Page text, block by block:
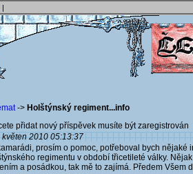
|
-> Holštýnský regiment...info
přidat nový příspěvek musíte být
květen 2010 05:13:37
prosím o pomoc, potřeboval bych nějaké
regimentu v období třicetileté války.
a posádkou, tak mě to zajímá. Předem Všem